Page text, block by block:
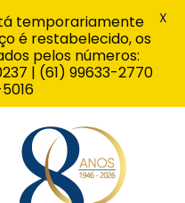
temporariamente
é restabelecido, os
pelos números:
| (61) 99633-2770
X